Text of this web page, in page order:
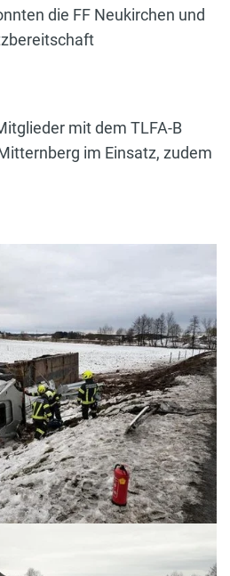
die FF Neukirchen und
mit dem TLFA-B
im Einsatz, zudem